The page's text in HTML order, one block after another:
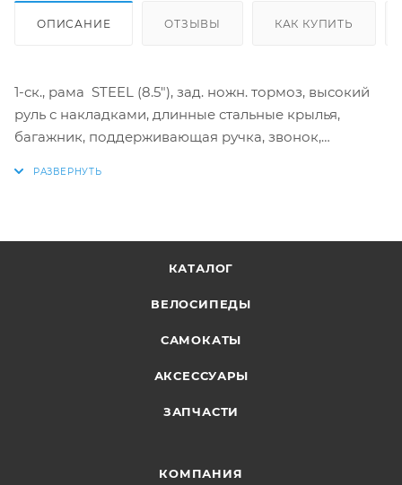
ОПИСАНИЕ ОТЗЫВЫ КАК КУПИТЬ
1-ск., рама STEEL (8.5"), зад. ножн. тормоз, высокий
руль с накладками, длинные стальные крылья,
багажник, поддерживающая ручка, звонок,
КАТАЛОГ
ВЕЛОСИПЕДЫ
САМОКАТЫ
АКСЕССУАРЫ
ЗАПЧАСТИ
КОМПАНИЯ